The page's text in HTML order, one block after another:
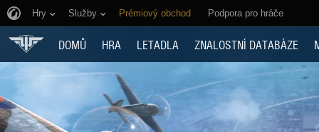
Hry Služby Prémiový obchod Podpora pro hráče
DOMŮ HRA LETADLA ZNALOSTNÍ DATABÁZE